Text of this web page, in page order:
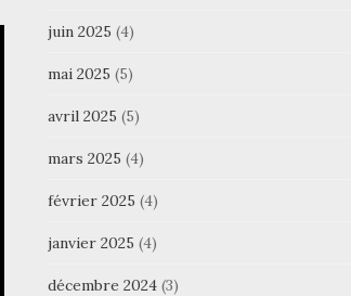
juin 2025 (4)
mai 2025 (5)
avril 2025 (5)
mars 2025 (4)
février 2025 (4)
janvier 2025 (4)
décembre 2024(3)